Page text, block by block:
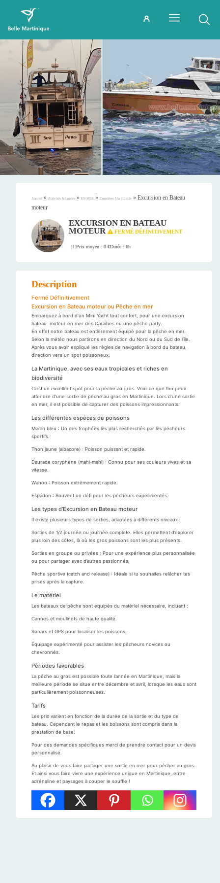
Accueil » Activités & Loisirs » EN MER » Croisières à la journée » Excursion en Bateau
moteur
EXCURSION EN BATEAU
MOTEUR
FERMÉ DÉFINITIVEMENT
(1)Prix moyen : 0 €Durée : 6h
Description
Fermé Définitivement
Excursion en Bateau moteur ou Pêche en mer
Embarquez à bord d’un Mini Yacht tout confort, pour une excursion
bateau moteur en mer des Caraïbes ou une pêche party.
En effet notre bateau est entièrement équipé pour la pêche en mer.
Selon la météo nous partirons en direction du Nord ou du Sud de l’île.
Après vous avoir expliqué les règles de navigation à bord du bateau,
direction vers un spot poissoneux.
La Martinique, avec ses eaux tropicales et riches en
biodiversité
C’est un excellent spot pour la pêche au gros. Voici ce que l’on peux
attendre d’une sortie de pêche au gros en Martinique. Lors d’une sortie
en mer, il est possible de capturer des poissons impressionnants.
Les différentes espèces de poissons
Marlin bleu : Un des trophées les plus recherchés par les pêcheurs
sportifs.
Thon jaune (albacore) : Poisson puissant et rapide.
Daurade coryphène (mahi-mahi) : Connu pour ses couleurs vives et sa
vitesse.
Wahoo : Poisson extrêmement rapide.
Espadon : Souvent un défi pour les pêcheurs expérimentés.
Les types d’Excursion en Bateau moteur
Il existe plusieurs types de sorties, adaptées à différents niveaux :
Sorties de 1/2 journée ou journée complète. Elles permettent d’explorer
plus loin des côtes, là où les gros poissons sont les plus présents.
Sorties en groupe ou privées : Pour une expérience plus personnalisée
ou pour partager avec d’autres passionnés.
Pêche sportive (catch and release) : Idéale si tu souhaites relâcher tes
prises après la capture.
Le matériel
Les bateaux de pêche sont équipés du matériel nécessaire, incluant :
Cannes et moulinets de haute qualité.
Sonars et GPS pour localiser les poissons.
Équipage expérimenté pour assister les pêcheurs novices ou
chevronnés.
Périodes favorables
La pêche au gros est possible toute l’année en Martinique, mais la
meilleure période se situe entre décembre et avril, lorsque les eaux sont
particulièrement poissonneuses.
Tarifs
Les prix varient en fonction de la durée de la sortie et du type de
bateau. Cependant le repas et les boissons sont compris dans la
prestation de base.
Pour des demandes spécifiques merci de prendre contact pour un devis
personnalisé.
Au plaisir de vous faire partager une sortie en mer pour pêcher au gros.
Et ainsi vous faire vivre une expérience unique en Martinique, entre
adrénaline et paysages à couper le souffle !